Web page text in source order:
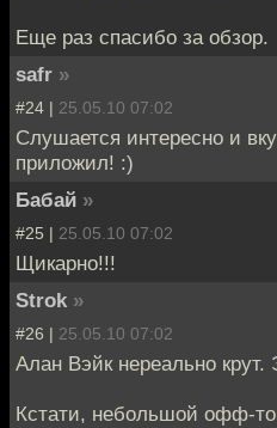
Еще раз спасибо за обзор.
safr »
#24 | 25.05.10 07:02
Слушается интересно и
приложил! :)
Бабай »
#25 | 25.05.10 07:02
Щикарно!!!
Strok »
#26 | 25.05.10 07:02
Алан Вэйк нереально
Кстати, небольшой офф-